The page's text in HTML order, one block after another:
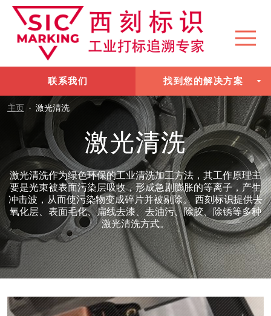
联系我们 找到您的解决方案
主页 - 激光清洗
激光清洗
激光清洗作为绿色环保的工业清洗加工方法，其工作原理主
要是光束被表面污染层吸收，形成急剧膨胀的等离子，产生
冲击波，从而使污染物变成碎片并被剔除。 西刻标识提供去
氧化层、表面毛化、扁线去漆、去油污、除胶、除锈等多种
激光清洗方式。